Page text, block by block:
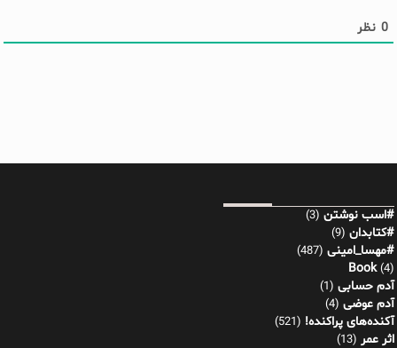
0 نظر
#اسب نوشتن (3)
#کتابدان (9)
#مهسا_امینی (487)
Book(4)
آدم حسابی (1)
آدم عوضی (4)
آکنده‌های پراکنده! (521)
اثر عمر (13)